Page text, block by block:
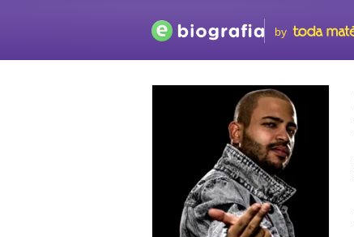
by